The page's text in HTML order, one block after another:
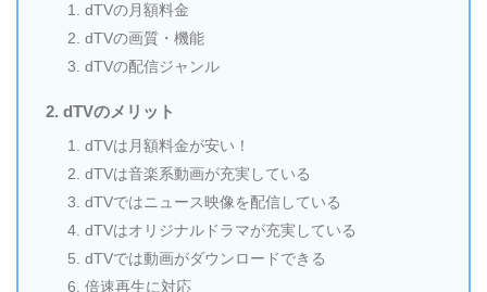
dTVの月額料金
dTVの画質・機能
dTVの配信ジャンル
dTVのメリット
dTVは月額料金が安い！
dTVは音楽系動画が充実している
dTVではニュース映像を配信している
dTVはオリジナルドラマが充実している
dTVでは動画がダウンロードできる
倍速再生に対応